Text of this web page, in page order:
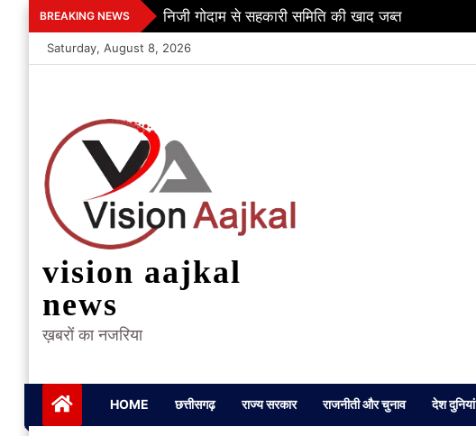
Skip
to
content
BREAKING NEWS निजी गोदाम से सहकारी समिति की खाद जब्त
Saturday, August 8, 2026
vision aajkal
news
ख़बरों का नजरिया
HOME छत्तीसगढ़ राज्य सरकार राजनीती और चुनाव देश दुनियां